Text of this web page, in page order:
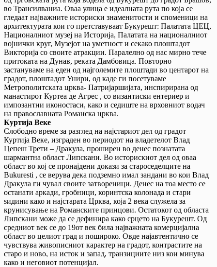
во Трансилваниа. Оваа улица е идеалната рута по која се
гледаат најважните историски знаменитости и споменици на
архитектурата кои го претставуваат Букурешт: Палатата ЦЕЦ,
Националниот музеј на Историја, Палатата на националниот
војнички круг, Музејот на уметност и секако плоштадот
Викторија со своите атракции. Паралелно од нас мирно тече
притоката на Дунав, реката Дамбовица. Повторно
застануваме на еден од најголемите плоштади во центарот на
градот, плоштадот Унири, од каде ги посетуваме
Метрополитската црква- Патријаршијата, инспирирана од
манастирот Куртеа де Агрес , со византиски ентериер и
импозантни иконостаси, како и седиште на врховниот водач
на православната Романска црква.
Куртија Веке
Слободно време за разглед на најстариот дел од градот
Куртија Веке, изграден во периодот на владетелот Влад
Цепеш Трети – Дракула, проширен во денес познатата
шармантна област Липскани. Во историскиот дел од оваа
област во кој се пронајдени докази за староседелците на
Bukuresti , се верува дека подземно имал зандани во кои Влад
Дракула ги чувал своите затвореници. Денес на тоа место се
останати аркади, гробници, коринтска колонада и стари
ѕидини како и најстарата Црква, која 2 века служела за
крунисување на Романските принцови. Остатокот од областа
Липскани може да се дефинира како срцето на Букурешт. Од
средниот век се до 19от век била најважната комерцијална
област во целиот град и пошироко. Овде најавтентично се
чувствува живописниот карактер на градот, контрастите на
старо и ново, на исток и запад, транзициите низ кои минува
како и неговиот потенцијал.